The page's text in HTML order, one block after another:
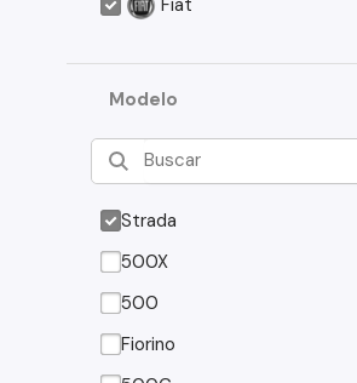
Fiat
Modelo
Strada
500X
500
Fiorino